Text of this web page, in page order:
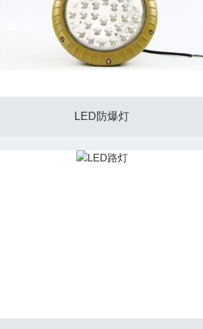
LED防爆灯